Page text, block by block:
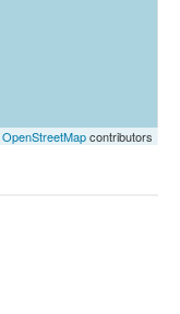
OpenStreetMapcontributors